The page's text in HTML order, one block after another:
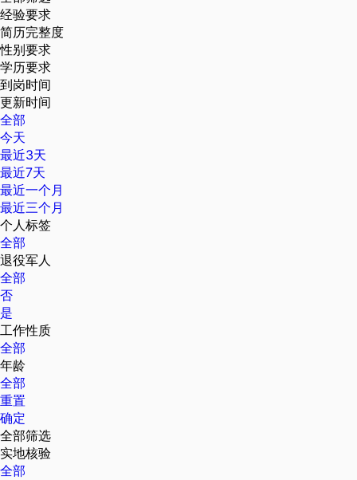
经验要求
简历完整度
性别要求
学历要求
到岗时间
更新时间
全部
今天
最近3天
最近7天
最近一个月
最近三个月
个人标签
全部
退役军人
全部
否
是
工作性质
全部
年龄
全部
重置
确定
全部筛选
实地核验
全部